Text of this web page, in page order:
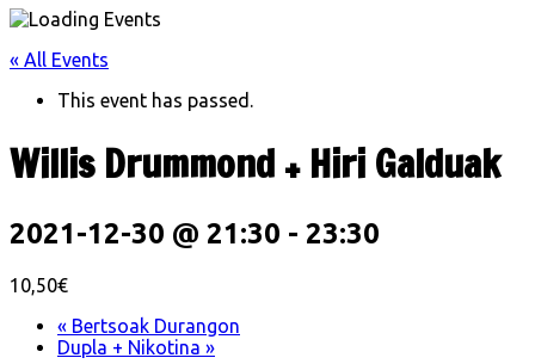
« All Events
This event has passed.
Willis Drummond + Hiri Galduak
2021-12-30 @ 21:30 - 23:30
10,50€
« Bertsoak Durangon
Dupla + Nikotina »